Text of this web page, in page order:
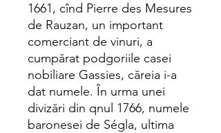
1661, cînd Pierre des Mesures
de Rauzan, un important
comerciant de vinuri, a
cumpărat podgoriile casei
nobiliare Gassies, căreia i-a
dat numele. În urma unei
divizări din qnul 1766, numele
baronesei de Ségla, ultima